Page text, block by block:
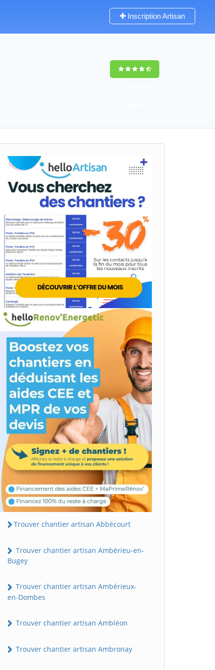
Inscription Artisan
Trouver chantier artisan Abbécourt
Trouver chantier artisan Ambérieu-en-
Bugey
Trouver chantier artisan Ambérieux-
en-Dombes
Trouver chantier artisan Ambléon
Trouver chantier artisan Ambronay